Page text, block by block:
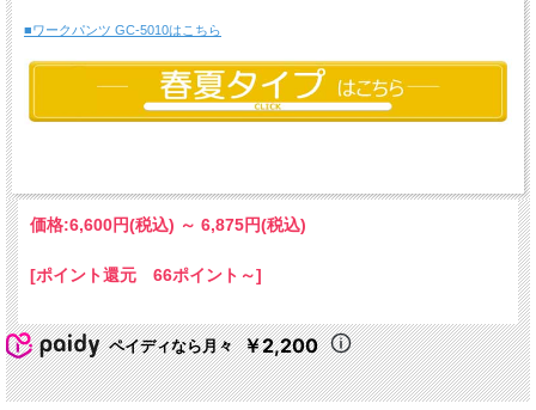
■ワークパンツ GC-5010はこちら
価格:6,600円(税込) ～ 6,875円(税込)
[ポイント還元 66ポイント～]
ペイディなら月々 ￥2,200